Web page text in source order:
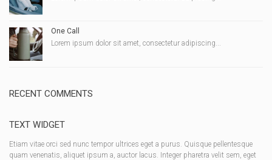
One Call
Lorem ipsum dolor sit amet, consectetur adipiscing...
RECENT COMMENTS
TEXT WIDGET
Etiam vitae orci sed nunc tempor ultrices eget a purus. Quisque pellentesque
quam venenatis, aliquet ipsum a, auctor lacus. Integer pharetra velit sem, eget